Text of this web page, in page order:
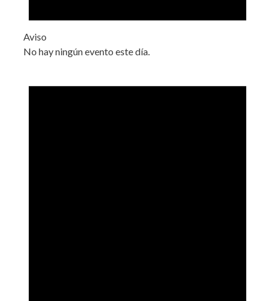
Aviso
No hay ningún evento este día.